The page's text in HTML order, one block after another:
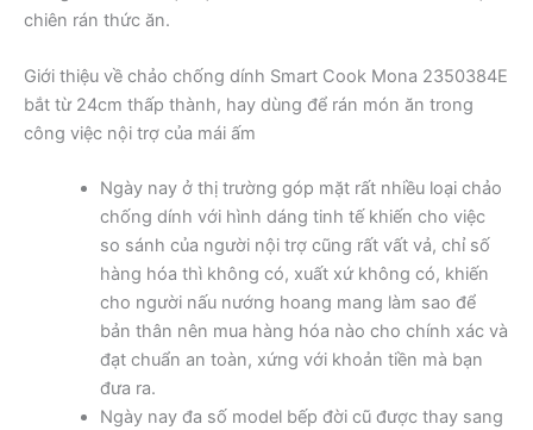
chiên rán thức ăn.
Giới thiệu về chảo chống dính Smart Cook Mona 2350384E
bắt từ 24cm thấp thành, hay dùng để rán món ăn trong
công việc nội trợ của mái ấm
Ngày nay ở thị trường góp mặt rất nhiều loại chảo
chống dính với hình dáng tinh tế khiến cho việc
so sánh của người nội trợ cũng rất vất vả, chỉ số
hàng hóa thì không có, xuất xứ không có, khiến
cho người nấu nướng hoang mang làm sao để
bản thân nên mua hàng hóa nào cho chính xác và
đạt chuẩn an toàn, xứng với khoản tiền mà bạn
đưa ra.
Ngày nay đa số model bếp đời cũ được thay sang